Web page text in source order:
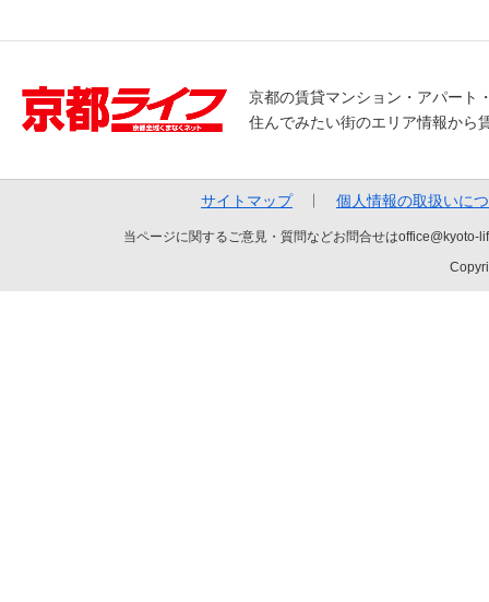
京都の賃貸マンション・アパート
住んでみたい街のエリア情報から
サイトマップ 個人情報の取扱いに
当ページに関するご意見・質問などお問合せは